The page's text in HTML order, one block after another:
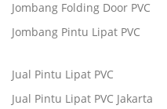
Jombang Folding Door PVC
Jombang Pintu Lipat PVC
Jual Pintu Lipat PVC
Jual Pintu Lipat PVC Jakarta